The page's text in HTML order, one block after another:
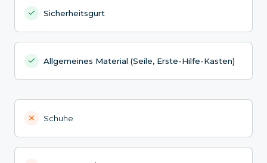
Sicherheitsgurt
Allgemeines Material (Seile, Erste-Hilfe-Kasten)
Schuhe